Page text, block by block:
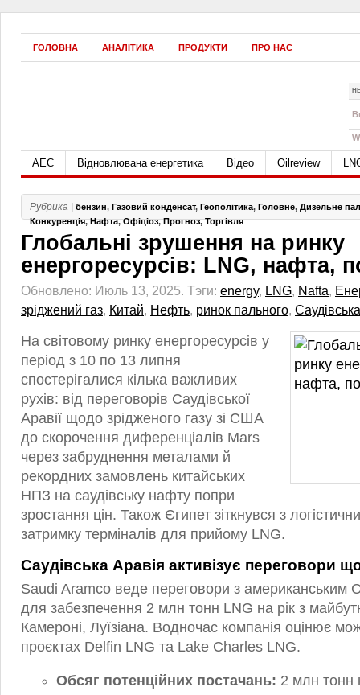
ГОЛОВНА АНАЛІТИКА ПРОДУКТИ ПРО НАС
АЕС Відновлювана енергетика Відео Oilreview
Рубрика | бензин, Газовий конденсат, Геополітика, Головне, Дизельне
Конкуренція,Нафта,Офіціоз,Прогноз,Торгівля
Глобальні зрушення на ринку
енергоресурсів: LNG, нафта,
Обновлено: Июль 13, 2025. Тэги: energy, LNG, Nafta,
зріджений газ, Китай, Нефть, ринок пального,
На світовому ринку енергоресурсів у
період з 10 по 13 липня
спостерігалися кілька важливих
рухів: від переговорів Саудівської
Аравії щодо зрідженого газу зі США
до скорочення диференціалів Mars
через забруднення металами й
рекордних замовлень китайських
НПЗ на саудівську нафту попри
зростання цін. Також Єгипет зіткнувся з
затримку терміналів для прийому LNG.
Саудівська Аравія активізує переговори
Saudi Aramco веде переговори з американським
для забезпечення 2 млн тонн LNG на рік з
Камероні, Луїзіана. Водночас компанія оцінює
проєктах Delfin LNG та Lake Charles LNG.
Обсяг потенційних постачань: 2 млн тонн